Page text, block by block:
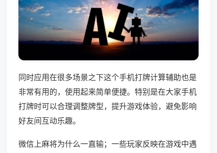
同时应用在很多场景之下这个手机打牌计算辅助也是
非常有用的，使用起来简单便捷。特别是在大家手机
打牌时可以合理调整牌型，提升游戏体验，避免影响
好友间互动乐趣。
微信上麻将为什么一直输；一些玩家反映在游戏中遇